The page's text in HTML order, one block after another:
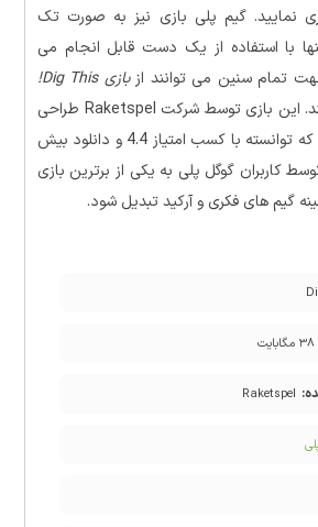
نمایید. گیم پلی بازی نیز به صورت تک
با استفاده از یک دست قابل انجام می
تمام سنین می توانند ازبازی Dig This!
جذاب استفاده کنند. این بازی توسط شرکت Raketspel طراحی
و تولید شده است که توانسته با کسب امتیاز 4.4 و دانلود بیش
توسط کاربران گوگل پلی به یکی از برترین بازی
گیم های فکری و آرکید تبدیل شود.
۳۸ مگابایت
Raketspel